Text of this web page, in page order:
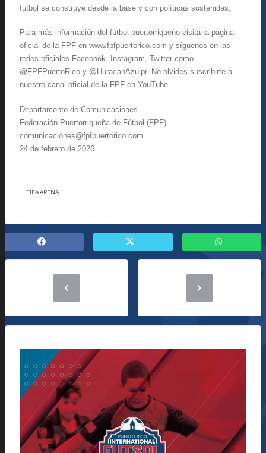
fútbol se construye desde la base y con políticas sostenidas.
Para más información del fútbol puertorriqueño visita la página
oficial de la FPF en www.fpfpuertorico.com y síguenos en las
redes oficiales Facebook, Instagram, Twitter como
@FPFPuertoRico y @HuracanAzulpr. No olvides suscribirte a
nuestro canal oficial de la FPF en YouTube.
Departamento de Comunicaciones
Federación Puertorriqueña de Fútbol (FPF)
comunicaciones@fpfpuertorico.com
24 de febrero de 2026
FIFA ARENA